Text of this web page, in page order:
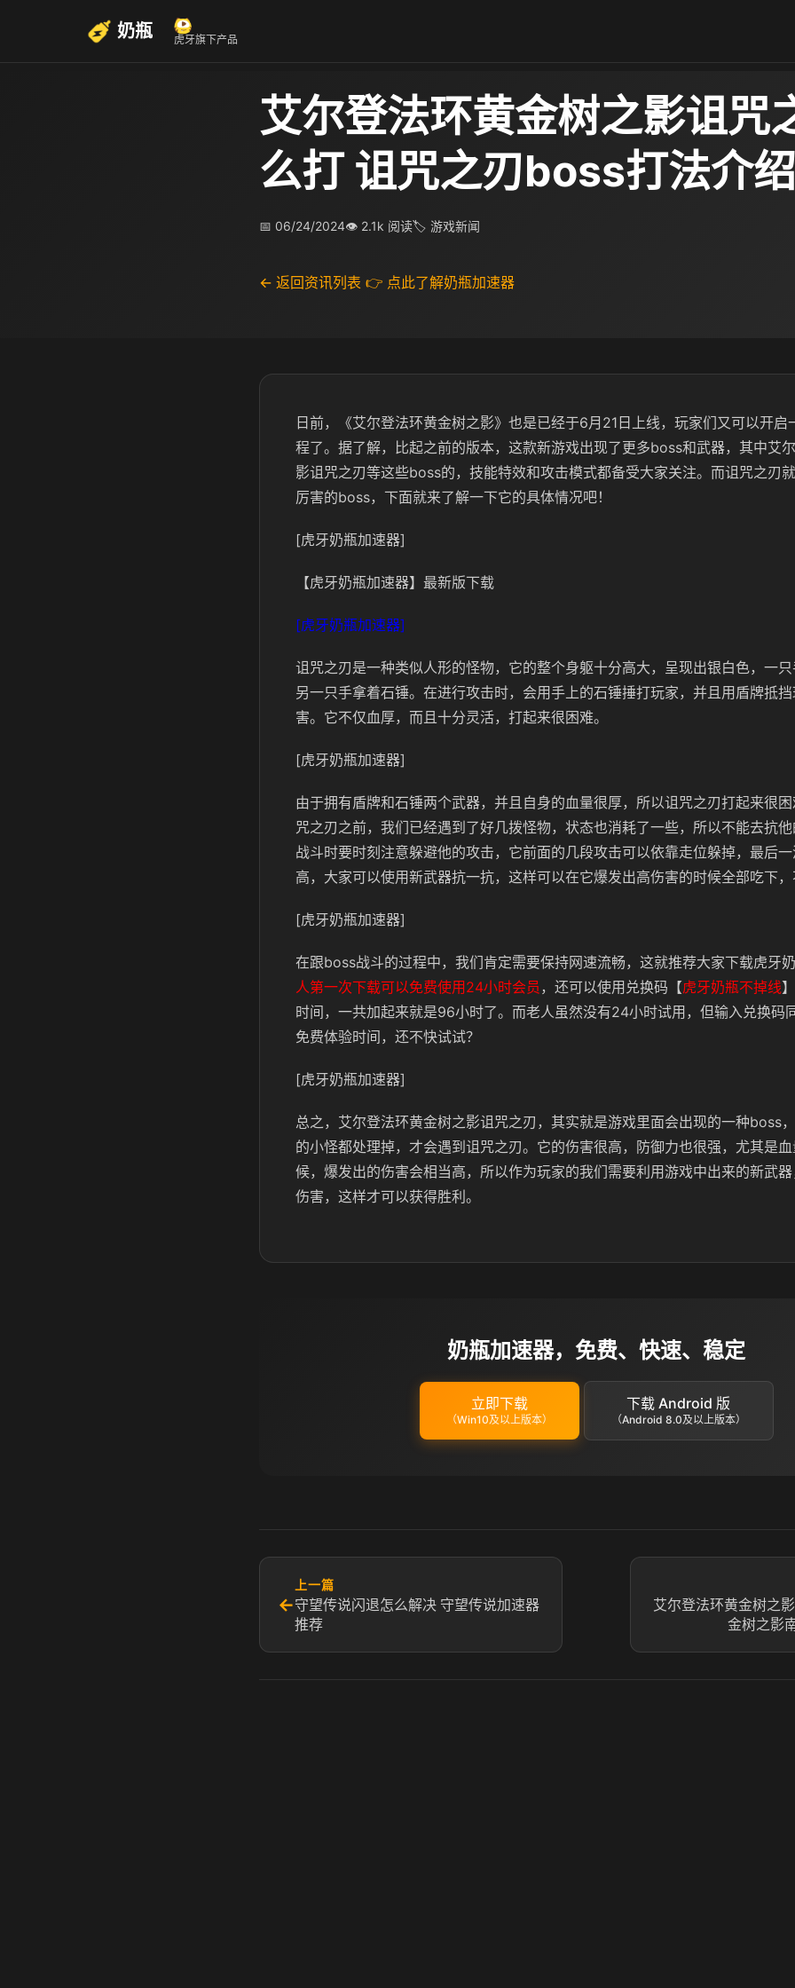
奶瓶 虎牙旗下产品
艾尔登法环黄金树之影诅咒
么打 诅咒之刃boss打法介绍
📅 06/24/2024👁 2.1k 阅读🏷 游戏新闻
← 返回资讯列表 👉 点此了解奶瓶加速器
日前，《艾尔登法环黄金树之影》也是已经于6月21日上线，玩家们又可以开启
程了。据了解，比起之前的版本，这款新游戏出现了更多boss和武器，其中艾
影诅咒之刃等这些boss的，技能特效和攻击模式都备受大家关注。而诅咒之刃
厉害的boss，下面就来了解一下它的具体情况吧！
[虎牙奶瓶加速器]
【虎牙奶瓶加速器】最新版下载
[虎牙奶瓶加速器]
诅咒之刃是一种类似人形的怪物，它的整个身躯十分高大，呈现出银白色，一
另一只手拿着石锤。在进行攻击时，会用手上的石锤捶打玩家，并且用盾牌抵
害。它不仅血厚，而且十分灵活，打起来很困难。
[虎牙奶瓶加速器]
由于拥有盾牌和石锤两个武器，并且自身的血量很厚，所以诅咒之刃打起来很
咒之刃之前，我们已经遇到了好几拨怪物，状态也消耗了一些，所以不能去抗
战斗时要时刻注意躲避他的攻击，它前面的几段攻击可以依靠走位躲掉，最后
高，大家可以使用新武器抗一抗，这样可以在它爆发出高伤害的时候全部吃下
[虎牙奶瓶加速器]
在跟boss战斗的过程中，我们肯定需要保持网速流畅，这就推荐大家下载虎牙
人第一次下载可以免费使用24小时会员 ，还可以使用兑换码【虎牙奶瓶不掉线
时间，一共加起来就是96小时了。而老人虽然没有24小时试用，但输入兑换码
免费体验时间，还不快试试？
[虎牙奶瓶加速器]
总之，艾尔登法环黄金树之影诅咒之刃，其实就是游戏里面会出现的一种boss
的小怪都处理掉，才会遇到诅咒之刃。它的伤害很高，防御力也很强，尤其是
候，爆发出的伤害会相当高，所以作为玩家的我们需要利用游戏中出来的新武
伤害，这样才可以获得胜利。
奶瓶加速器，免费、快速、稳定
立即下载
（Win10及以上版本）
下载 Android 版
（Android 8.0及以上版本）
←
上一篇
守望传说闪退怎么解决 守望传说加速器
推荐
艾尔登法环黄金树之
金树之影